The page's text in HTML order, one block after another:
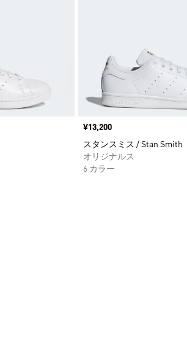
価格
¥13,200
スタンスミス / Stan Smith
オリジナルス
6 カラー